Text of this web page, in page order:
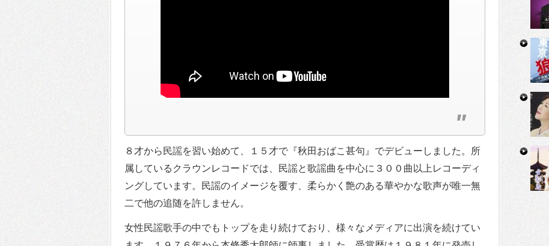
８才から民謡を習い始めて、１５才で『秋田おばこ甚句』でデビューしました。所
属しているクラウンレコードでは、民謡と歌謡曲を中心に３００曲以上レコーディ
ングしています。民謡のイメージを覆す、柔らかく艶のある華やかな歌声が唯一無
二で他の追随を許しません。
女性民謡歌手の中でもトップを走り続けており、様々なメディアに出演を続けてい